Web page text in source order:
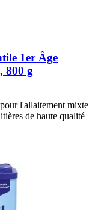
1er Âge
800 g
l'allaitement mixte
de haute qualité